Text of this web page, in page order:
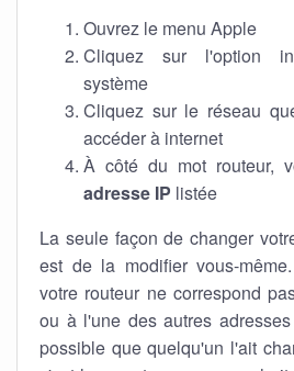
Ouvrez le menu Apple
Cliquez sur l'option
système
Cliquez sur le réseau
accéder à internet
À côté du mot routeur,
adresse IP listée
La seule façon de changer
est de la modifier vous-
votre routeur ne correspond
ou à l'une des autres
possible que quelqu'un l'ait